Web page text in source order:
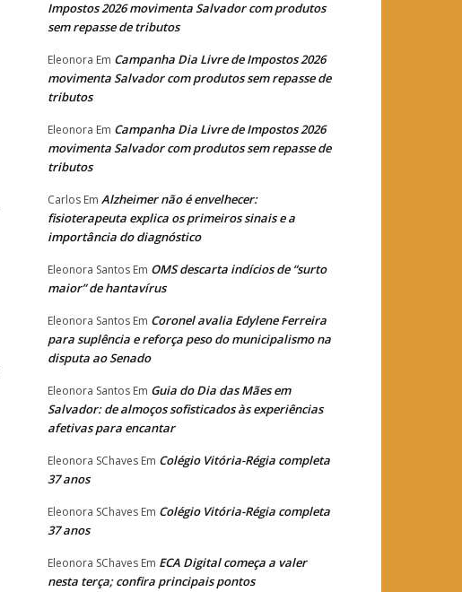
Impostos 2026 movimenta Salvador com produtos
sem repasse de tributos
Eleonora Em Campanha Dia Livre de Impostos 2026
movimenta Salvador com produtos sem repasse de
tributos
Eleonora Em Campanha Dia Livre de Impostos 2026
movimenta Salvador com produtos sem repasse de
tributos
Carlos Em Alzheimer não é envelhecer:
fisioterapeuta explica os primeiros sinais e a
importância do diagnóstico
Eleonora Santos Em OMS descarta indícios de “surto
maior” de hantavírus
Eleonora Santos Em Coronel avalia Edylene Ferreira
para suplência e reforça peso do municipalismo na
disputa ao Senado
Eleonora Santos Em Guia do Dia das Mães em
Salvador: de almoços sofisticados às experiências
afetivas para encantar
Eleonora SChaves Em Colégio Vitória-Régia completa
37 anos
Eleonora SChaves Em Colégio Vitória-Régia completa
37 anos
Eleonora SChaves Em ECA Digital começa a valer
nesta terça; confira principais pontos